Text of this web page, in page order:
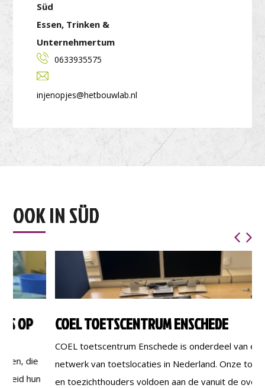
Süd
Essen, Trinken &
Unternehmertum
0633935575
injenopjes@hetbouwlab.nl
OOK IN SÜD
COEL TOETSCENTRUM ENSCHEDE
COEL toetscentrum Enschede is onderdeel van een
netwerk van toetslocaties in Nederland. Onze toetslocatie
en toezichthouders voldoen aan de vanuit de overheid